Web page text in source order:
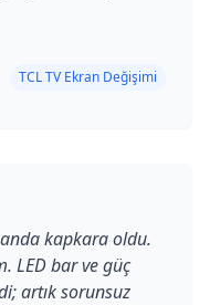
TCL TV Ekran Değişimi
anda kapkara oldu.
LED bar ve güç
artık sorunsuz